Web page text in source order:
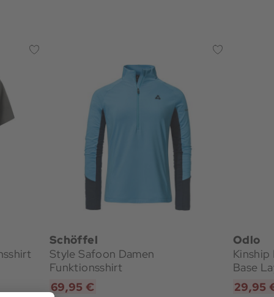
Schöffel
Style Safoon Damen
Funktionsshirt
69,95 €
Odlo
Base
29,95